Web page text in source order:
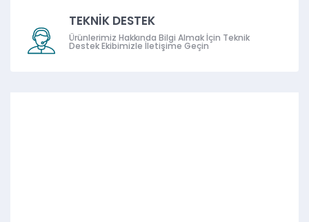
TEKNİK DESTEK
Ürünlerimiz Hakkında Bilgi Almak İçin Teknik
Destek Ekibimizle İletişime Geçin